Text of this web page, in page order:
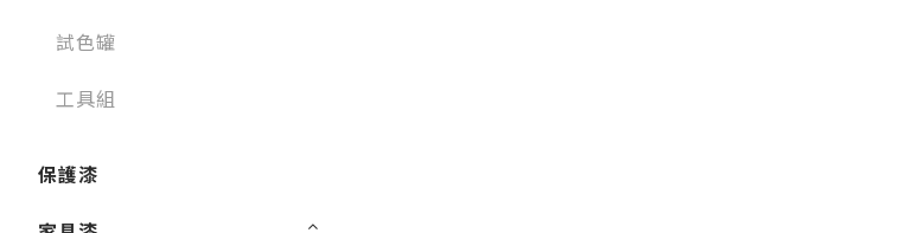
試色罐
工具組
保護漆